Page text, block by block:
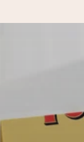
Nous
en un éclair –
quand cela